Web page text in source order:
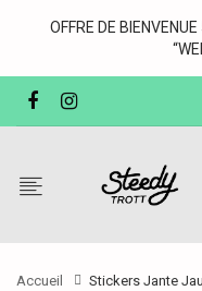
OFFRE DE
Accueil Stickers Jante